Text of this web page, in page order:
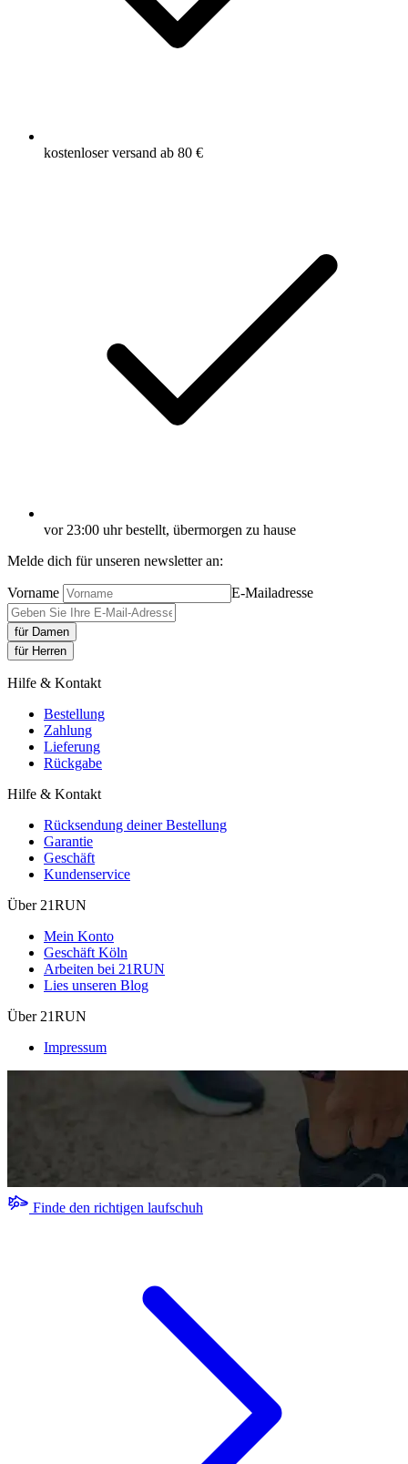
kostenloser versand ab 80 €
vor 23:00 uhr bestellt, übermorgen zu hause
Melde dich für unseren newsletter an:
Vorname E-Mailadresse
für Damen
für Herren
Hilfe & Kontakt
Bestellung
Zahlung
Lieferung
Rückgabe
Hilfe & Kontakt
Rücksendung deiner Bestellung
Garantie
Geschäft
Kundenservice
Über 21RUN
Mein Konto
Geschäft Köln
Arbeiten bei 21RUN
Lies unseren Blog
Über 21RUN
Impressum
Finde den richtigen laufschuh